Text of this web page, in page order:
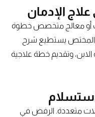
أو معالج متخصص خطوة
المختص يستطيع شرح
وتقديم خطة علاجية
متعددة. الرفض في